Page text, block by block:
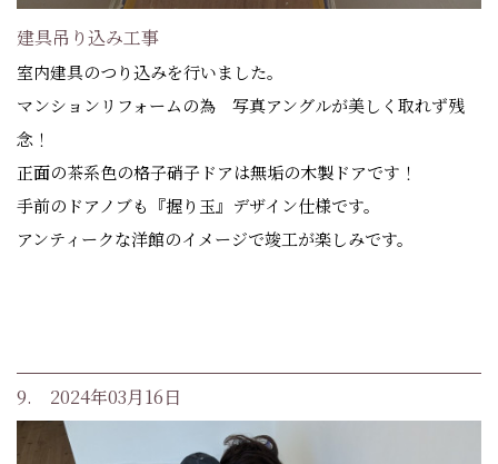
建具吊り込み工事
室内建具のつり込みを行いました。
マンションリフォームの為 写真アングルが美しく取れず残
念！
正面の茶系色の格子硝子ドアは無垢の木製ドアです！
手前のドアノブも『握り玉』デザイン仕様です。
アンティークな洋館のイメージで竣工が楽しみです。
9. 2024年03月16日